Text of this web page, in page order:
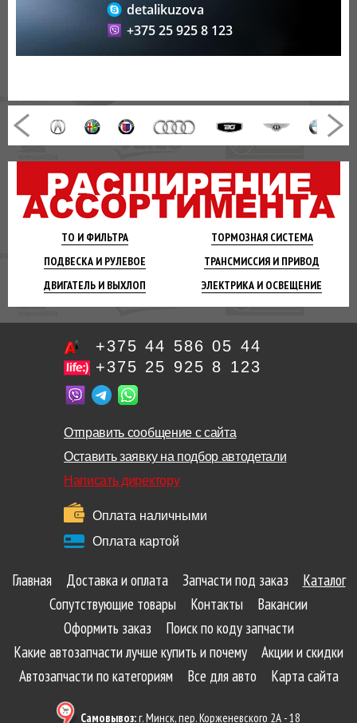
ТО И ФИЛЬТРА ТОРМОЗНАЯСИСТЕМА
ПОДВЕСКА И РУЛЕВОЕ ТРАНСМИССИЯ И ПРИВОД
ДВИГАТЕЛЬ И ВЫХЛОП ЭЛЕКТРИКА И ОСВЕЩЕНИЕ
detalikuzova
+375 25 925 8 123
+375 44 586 05 44
+375 25 925 8 123
Отправить сообщение с сайта
Оставить заявку на подбор автодетали
Написать директору
Оплата наличными
Оплата картой
Главная Доставка и оплата Запчасти под заказ
Каталог
Сопутствующие товары
Контакты
Вакансии
Оформить заказ
Поиск по коду запчасти
Какие автозапчасти лучше купить и почему
Акции и скидки
Автозапчасти по категориям
Все для авто Карта сайта
Самовывоз:г. Минск, пер. Корженевского 2А - 18